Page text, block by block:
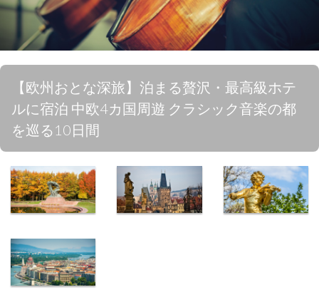
【欧州おとな深旅】泊まる贅沢・最高級ホテ
ルに宿泊 中欧4カ国周遊 クラシック音楽の都
を巡る10日間
ショパンの心
臓が眠る
ポーランド・
ワルシャワ